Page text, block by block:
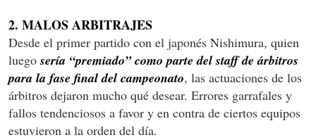
2. MALOS ARBITRAJES
Desde el primer partido con el japonés Nishimura, quien
luegosería “premiado” como parte del staff de árbitros
para la fase final del campeonato, las actuaciones de los
árbitros dejaron mucho qué desear. Errores garrafales y
fallos tendenciosos a favor y en contra de ciertos equipos
estuvieron a la orden del día.